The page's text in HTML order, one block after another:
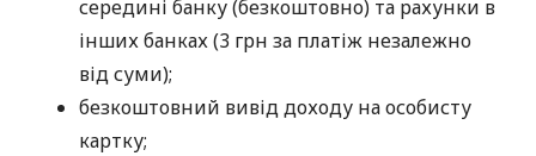
середині банку (безкоштовно) та рахунки в
інших банках (3 грн за платіж незалежно
від суми);
безкоштовний вивід доходу на особисту
картку;